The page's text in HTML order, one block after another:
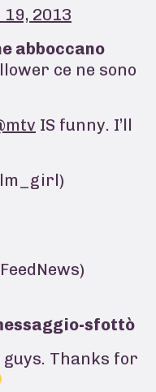
2013
abboccano
ce ne sono
IS funny. I’ll
sfottò
Thanks for